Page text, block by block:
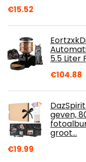
€15.52
5.5 Liter
€104.88
geven,
groot…
€19.99